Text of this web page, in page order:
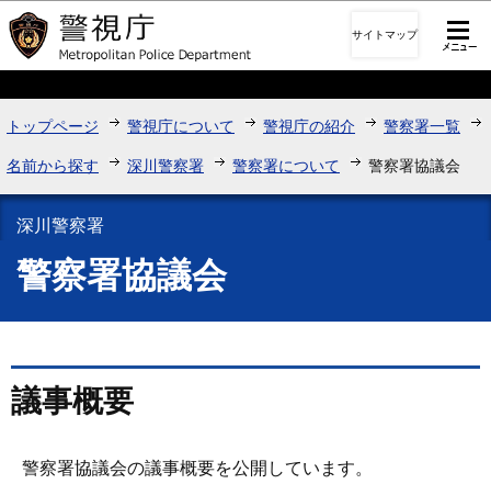
このページの本文へ移動
サイトマップ
トップページ 警視庁について 警視庁の紹介 警察署一覧
名前から探す 深川警察署 警察署について 警察署協議会
深川警察署
警察署協議会
議事概要
警察署協議会の議事概要を公開しています。